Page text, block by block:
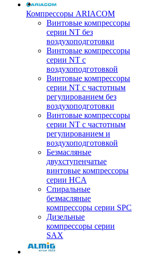
Компрессоры ARIACOM
Винтовые компрессоры
серии NT без
воздухоподготовки
Винтовые компрессоры
серии NT c
воздухоподготовкой
Винтовые компрессоры
серии NT с частотным
регулированием без
воздухоподготовки
Винтовые компрессоры
серии NT с частотным
регулированием и
воздухоподготовкой
Безмасляные
двухступенчатые
винтовые компрессоры
серии HCA
Спиральные
безмасляные
компрессоры серии SPC
Дизельные
компрессоры серии
SAX